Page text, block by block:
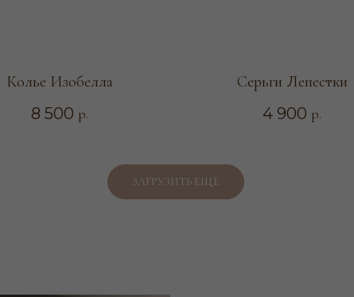
Колье Изобелла
8 500 р.
Серьги Лепестки
4 900 р.
ЗАГРУЗИТЬ ЕЩЁ